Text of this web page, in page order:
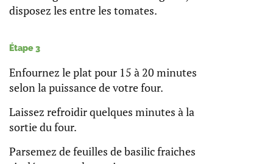
disposez les entre les tomates.
Étape 3
Enfournez le plat pour 15 à 20 minutes
selon la puissance de votre four.
Laissez refroidir quelques minutes à la
sortie du four.
Parsemez de feuilles de basilic fraiches